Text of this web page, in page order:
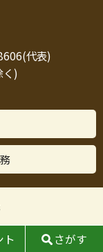
代表)
く)
ト さがす